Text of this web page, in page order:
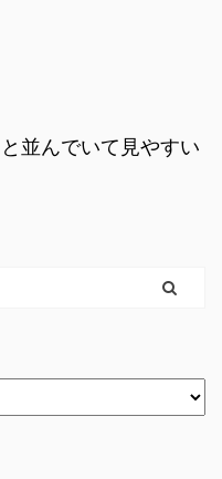
並んでいて見やすい